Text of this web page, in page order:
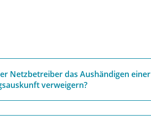
Netzbetreiber das Aushändigen einer
verweigern?